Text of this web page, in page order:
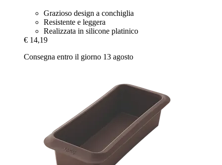
Grazioso design a conchiglia
Resistente e leggera
Realizzata in silicone platinico
€ 14,19
Consegna entro il giorno 13 agosto